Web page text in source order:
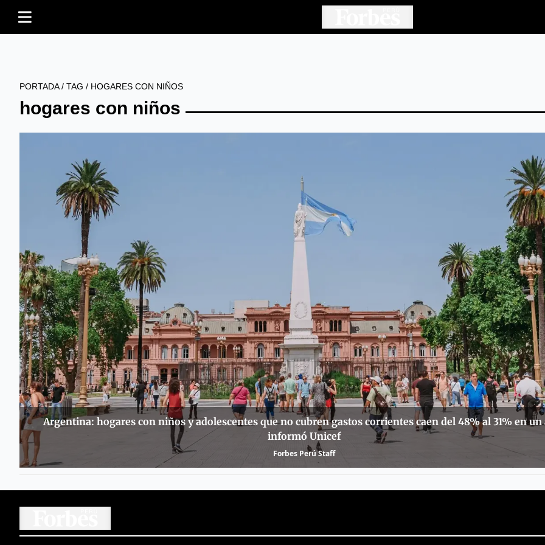
PORTADA/ TAG / HOGARES CON NIÑOS
hogares con niños
Argentina: hogares con niños y adolescentes que no cubren gastos corrientes caen del 48% al 31% en un
informó Unicef
Forbes Perú Staff